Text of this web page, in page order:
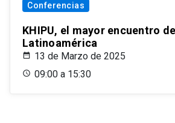
Conferencias
KHIPU, el mayor encuentro
Latinoamérica
13 de Marzo de 2025
09:00 a 15:30